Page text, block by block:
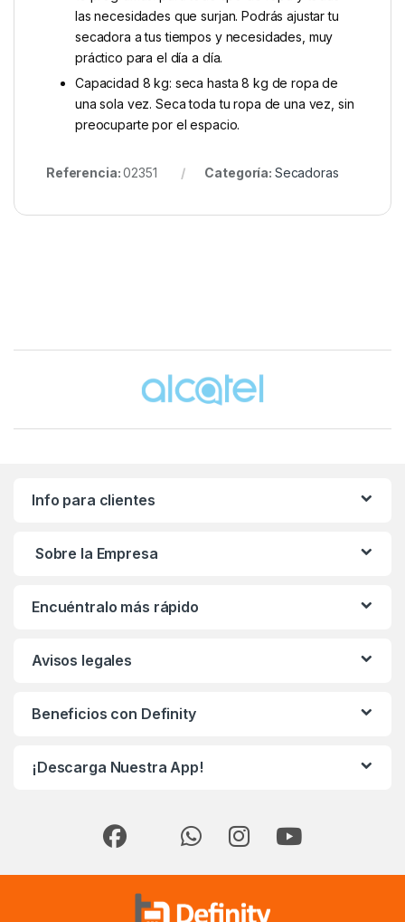
las necesidades que surjan. Podrás ajustar tu
secadora a tus tiempos y necesidades, muy
práctico para el día a día.
Capacidad 8 kg: seca hasta 8 kg de ropa de
una sola vez. Seca toda tu ropa de una vez, sin
preocuparte por el espacio.
Referencia:02351 Categoría: Secadoras
Brands Carousel
Info para clientes
Sobre la Empresa
Encuéntralo más rápido
Avisos legales
Beneficios con Definity
¡Descarga Nuestra App!